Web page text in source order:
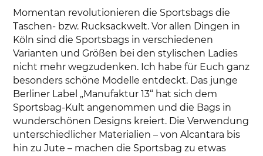
Momentan revolutionieren die Sportsbags die
Taschen- bzw. Rucksackwelt. Vor allen Dingen in
Köln sind die Sportsbags in verschiedenen
Varianten und Größen bei den stylischen Ladies
nicht mehr wegzudenken. Ich habe für Euch ganz
besonders schöne Modelle entdeckt. Das junge
Berliner Label „Manufaktur 13“ hat sich dem
Sportsbag-Kult angenommen und die Bags in
wunderschönen Designs kreiert. Die Verwendung
unterschiedlicher Materialien – von Alcantara bis
hin zu Jute – machen die Sportsbag zu etwas